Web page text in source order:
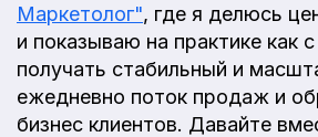
Маркетолог", где я делюсь
и показываю на практике как
получать стабильный и
ежедневно поток продаж и
бизнес клиентов. Давайте